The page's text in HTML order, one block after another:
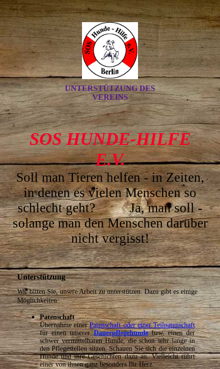
UNTERSTÜTZUNG DES
VEREINS
SOS HUNDE-HILFE
E.V.
Soll man Tieren helfen - in Zeiten,
in denen es vielen Menschen so
schlecht geht? Ja, man soll -
solange man den Menschen darüber
nicht vergisst!
Unterstützung
Wir bitten Sie, unsere Arbeit zu unterstützen. Dazu gibt es einige
Möglichkeiten:
Patenschaft
Übernahme einerPatenschaft oder einer Teilpatenschaft
für einen unsererDauerpflegehundebzw. einen der
schwer vermittelbaren Hunde, die schon sehr lange in
den Pflegestellen sitzen.Schauen Sie sich die einzelnen
Hunde und ihre Geschichten dazu an. Vielleicht rührt
einer von ihnen ganz besonders Ihr Herz.